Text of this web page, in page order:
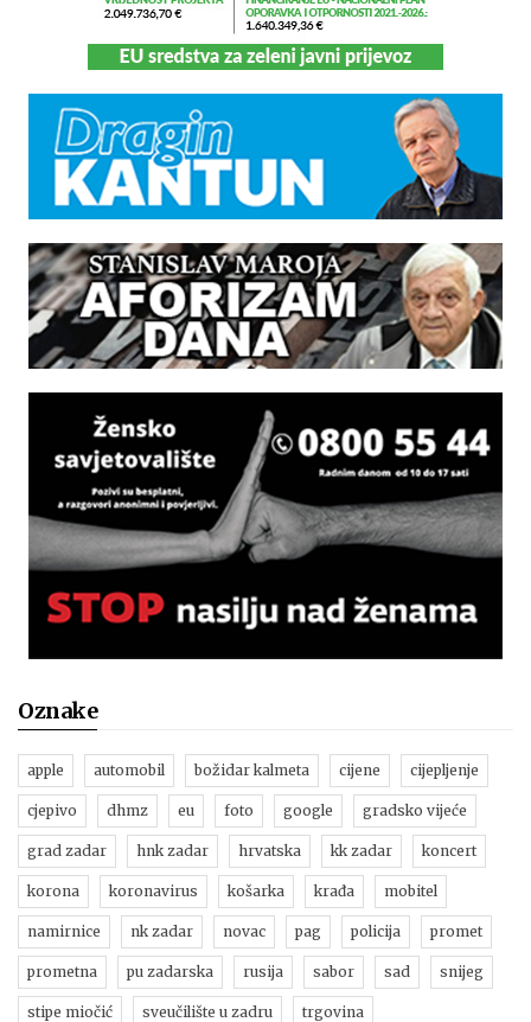
Oznake
apple automobil božidar kalmeta cijene cijepljenje
cjepivo dhmz eu foto google gradsko vijeće
grad zadar hnk zadar hrvatska kk zadar koncert
korona koronavirus košarka krađa mobitel
namirnice nk zadar novac pag policija promet
prometna pu zadarska rusija sabor sad snijeg
stipe miočić sveučilište u zadru trgovina